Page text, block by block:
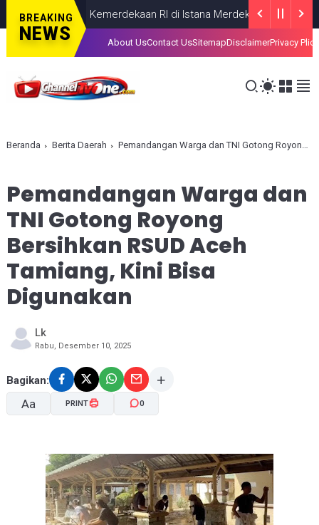
BREAKING
NEWS
HUT Ke-81 Kemerdekaan RI di Istana Merdeka Resmi Dibuka
About UsContact UsSitemapDisclaimerPrivacy Plice
Beranda Berita Daerah Pemandangan Warga dan TNI Gotong Royong Bersihkan RSUD Aceh Tamiang, Kini Bisa Digunakan
Pemandangan Warga dan
TNI Gotong Royong
Bersihkan RSUD Aceh
Tamiang, Kini Bisa
Digunakan
Lk
Rabu, Desember 10, 2025
Bagikan:
Aa
A- A+
PRINT 0